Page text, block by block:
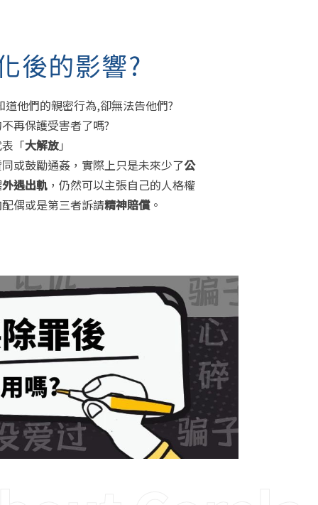
後的影響?
他們的親密行為,卻無法告他們?
再保護受害者了嗎?
「大解放」
或鼓勵通姦，實際上只是未來少了公
外遇出軌 ，仍然可以主張自己的人格權
偶或是第三者訴請精神賠償。